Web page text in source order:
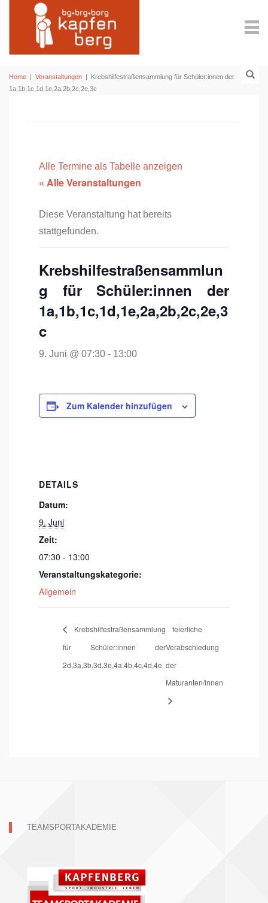
Home | Veranstaltungen | Krebshilfestraßensammlung für Schüler:innen der
1a,1b,1c,1d,1e,2a,2b,2c,2e,3c
Alle Termine als Tabelle anzeigen
« Alle Veranstaltungen
Diese Veranstaltung hat bereits
stattgefunden.
Krebshilfestraßensammlun
g für Schüler:innen der
1a,1b,1c,1d,1e,2a,2b,2c,2e,3
c
9. Juni @ 07:30 - 13:00
Zum Kalender hinzufügen
DETAILS
Datum:
9. Juni
Zeit:
07:30 - 13:00
Veranstaltungskategorie:
Allgemein
Krebshilfestraßensammlung
für Schüler:innen der
2d,3a,3b,3d,3e,4a,4b,4c,4d,4e
feierliche
Verabschiedung
der
Maturanten/innen
TEAMSPORTAKADEMIE